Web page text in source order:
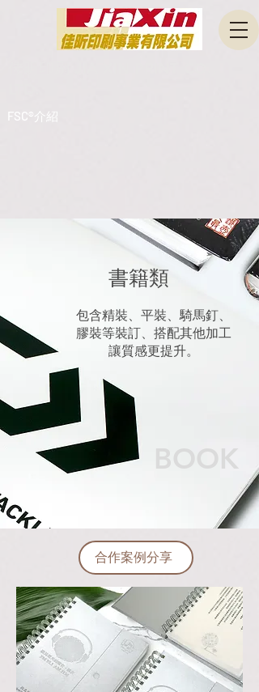
FSC®介紹
書籍類
包含精裝、平裝、騎馬釘、
膠裝等裝訂、搭配其他加工
讓質感更提升。
BOOK
合作案例分享